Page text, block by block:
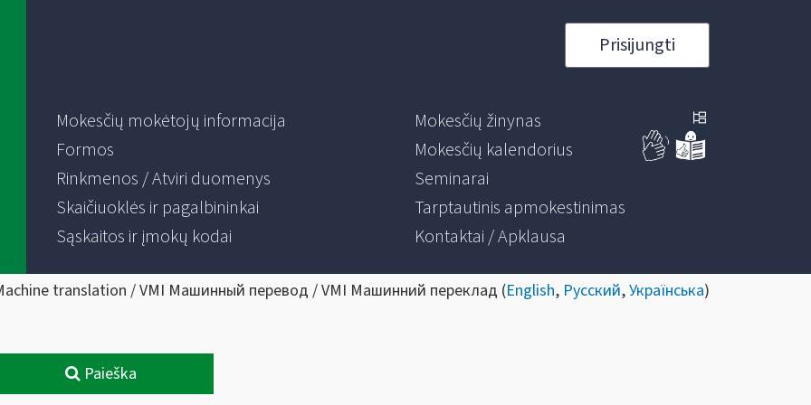
Prisijungti
Mokesčių mokėtojų informacija
Formos
Rinkmenos / Atviri duomenys
Skaičiuoklės ir pagalbininkai
Sąskaitos ir įmokų kodai
Mokesčių žinynas
Mokesčių kalendorius
Seminarai
Tarptautinis apmokestinimas
Kontaktai / Apklausa
translation / VMI Машинный перевод / VMI Машинний переклад (English, Русский,Українська)
Paieška